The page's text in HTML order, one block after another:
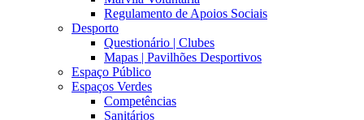
Regulamento de Apoios Sociais
Desporto
Questionário | Clubes
Mapas | Pavilhões Desportivos
Espaço Público
Espaços Verdes
Competências
Sanitários